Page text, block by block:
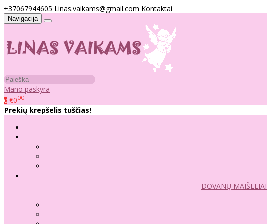
+37067944605 Linas.vaikams@gmail.com Kontaktai
Navigacija
Mano paskyra
0 €000
Prekių krepšelis tuščias!
DOVANŲ MAIŠELIAI